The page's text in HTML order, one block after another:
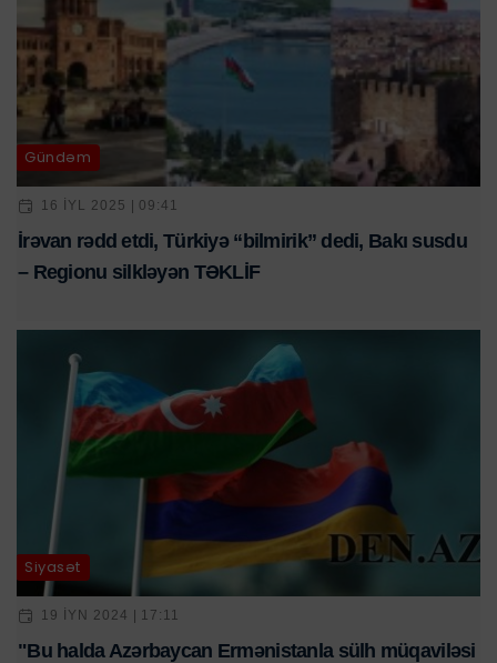
Gündəm
16 IYL 2025 | 09:41
İrəvan rədd etdi, Türkiyə “bilmirik” dedi, Bakı susdu
– Regionu silkləyən TƏKLİF
Siyasət
19 IYN 2024 | 17:11
"Bu halda Azərbaycan Ermənistanla sülh müqaviləsi